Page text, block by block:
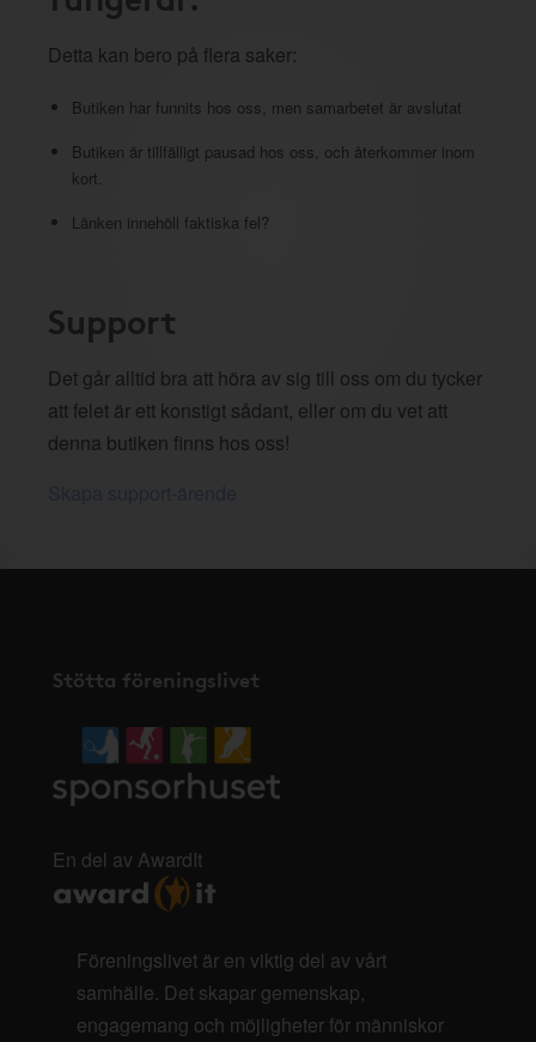
Detta kan bero på flera saker:
Butiken har funnits hos oss, men samarbetet är avslutat
Butiken är tillfälligt pausad hos oss, och återkommer inom
kort.
Länken innehöll faktiska fel?
Support
Det går alltid bra att höra av sig till oss om du tycker
att felet är ett konstigt sådant, eller om du vet att
denna butiken finns hos oss!
Stötta föreningslivet
En del av AwardIt
Föreningslivet är en viktig del av vårt
samhälle. Det skapar gemenskap,
engagemang och möjligheter för människor